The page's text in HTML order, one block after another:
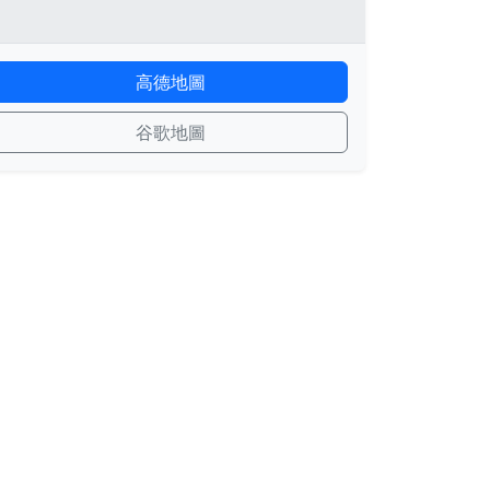
高德地圖
谷歌地圖